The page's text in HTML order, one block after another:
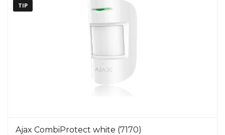
Ajax CombiProtect white (7170)
TIP